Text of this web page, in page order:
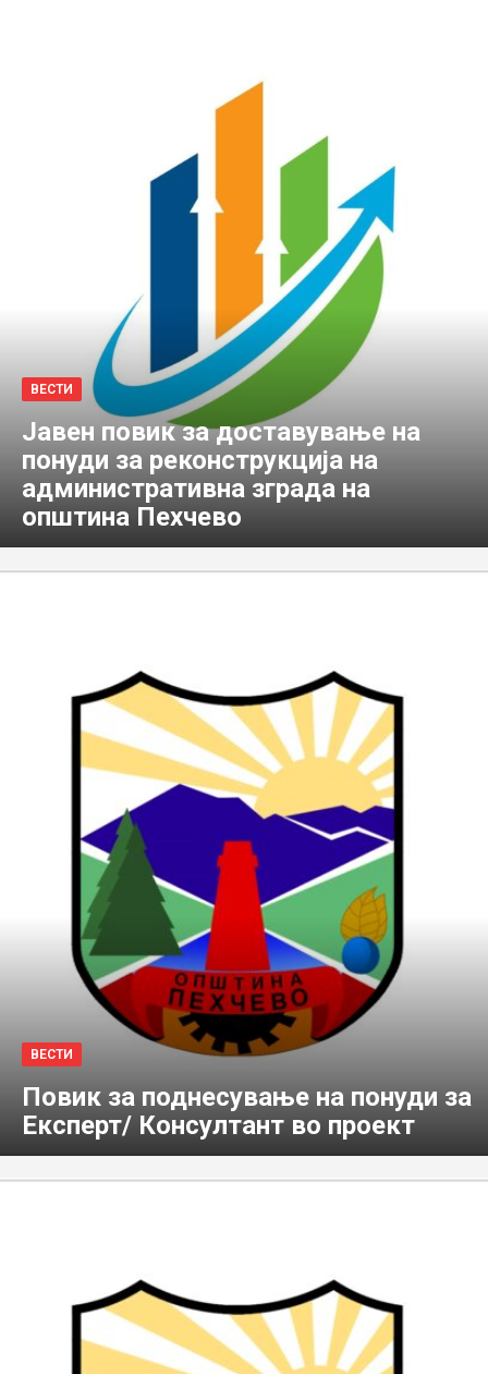
ВЕСТИ
Јавен повик за доставување на
понуди за реконструкција на
административна зграда на
општина Пехчево
ВЕСТИ
Повик за поднесување на понуди за
Експерт/ Консултант во проект